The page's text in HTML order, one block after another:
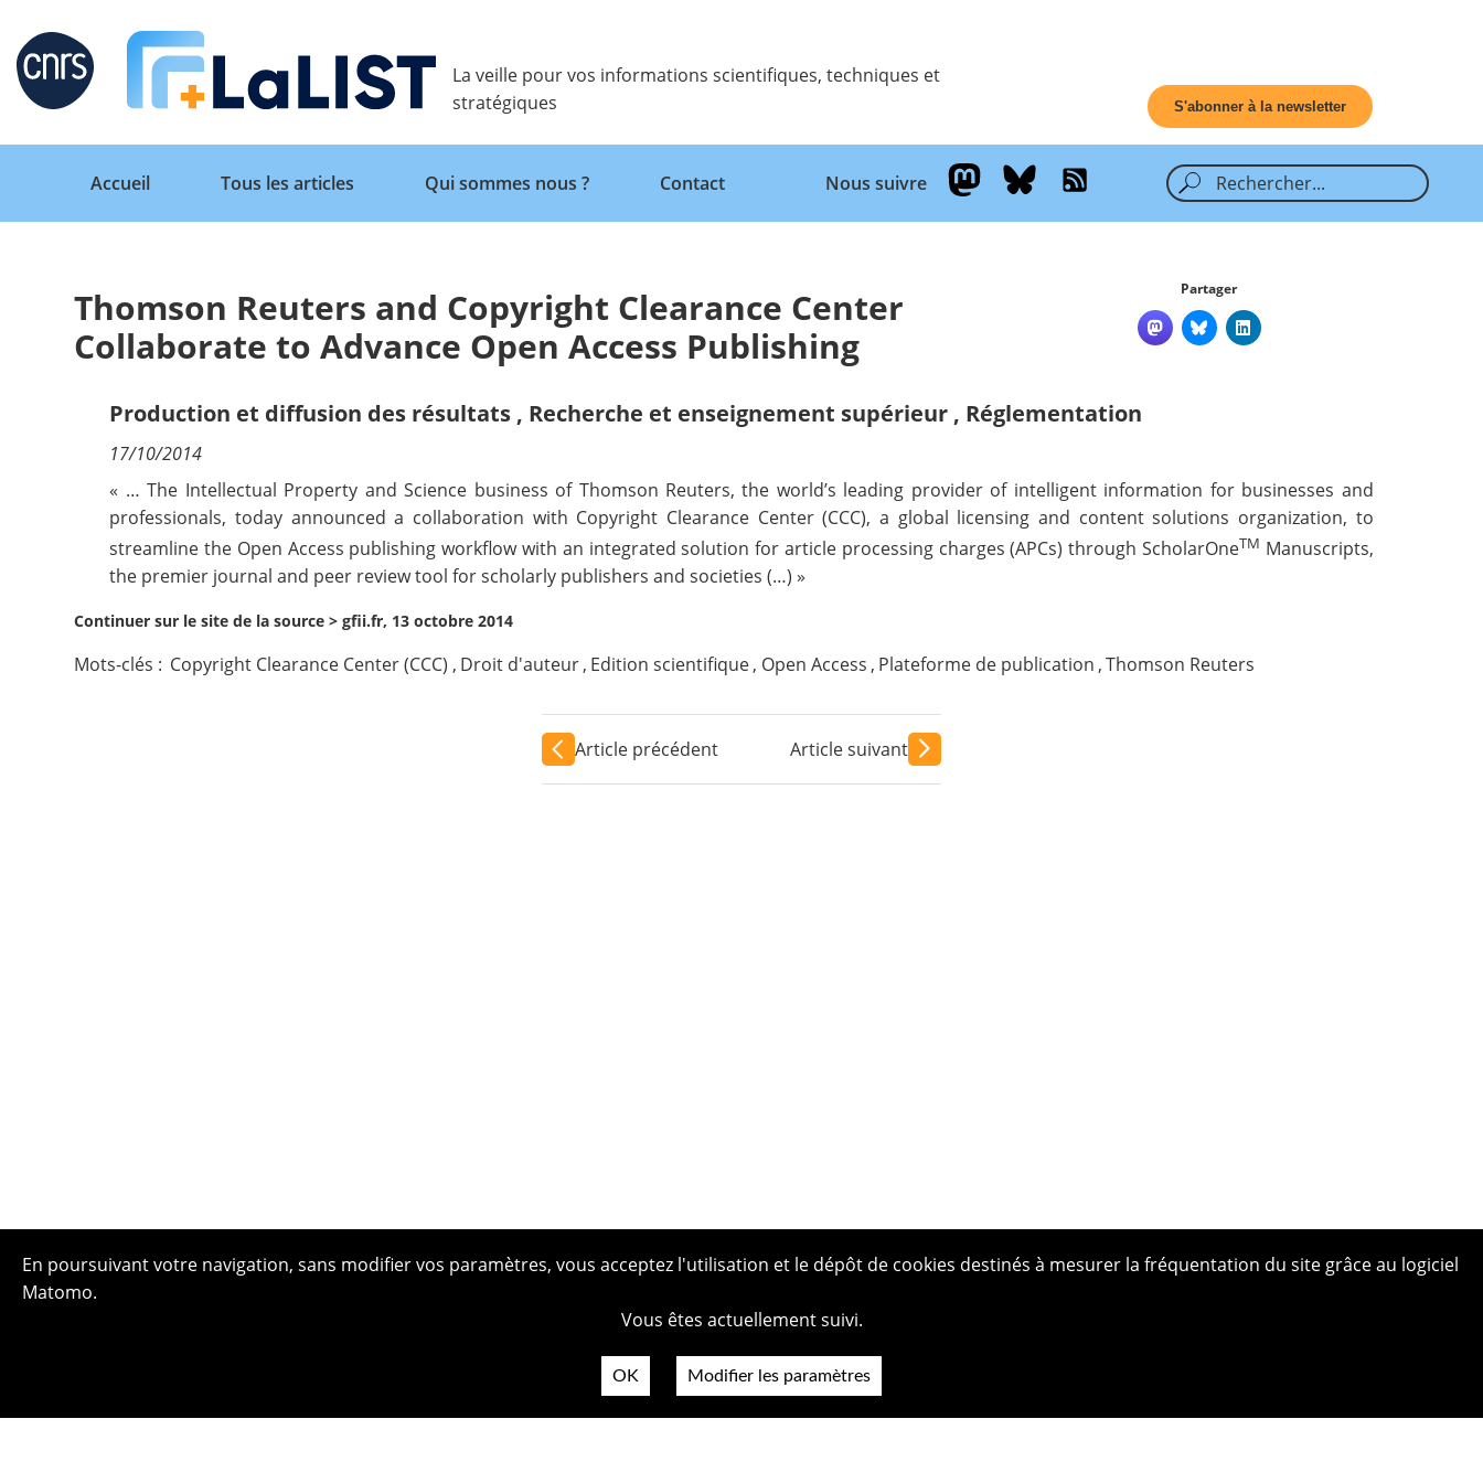
Retour
Accueil
Qui sommes nous ?
La veille pour vos informations scientifiques, techniques et
stratégiques
S'abonner à la newsletter
Retour
Accueil
Tous les articles Qui sommes nous ? Contact Nous suivre
Thomson Reuters and Copyright Clearance Center
Collaborate to Advance Open Access Publishing
Partager
Production et diffusion des résultats , Recherche et enseignement supérieur , Réglementation
17/10/2014
« … The Intellectual Property and Science business of Thomson Reuters, the world’s leading provider of intelligent information for businesses and
professionals, today announced a collaboration with Copyright Clearance Center (CCC), a global licensing and content solutions organization, to
streamline the Open Access publishing workflow with an integrated solution for article processing charges (APCs) through ScholarOneTM Manuscripts,
the premier journal and peer review tool for scholarly publishers and societies (…) »
Continuer sur le site de la source >gfii.fr, 13 octobre 2014
Mots-clés : Copyright Clearance Center (CCC) , Droit d'auteur, Edition scientifique, Open Access , Plateforme de publication ,Thomson Reuters
Article précédent Article suivant
En poursuivant votre navigation, sans modifier vos paramètres, vous acceptez l'utilisation et le dépôt de cookies destinés à mesurer la fréquentation du site grâce au logiciel
Matomo.
Vous êtes actuellement suivi.
OK Modifier les paramètres